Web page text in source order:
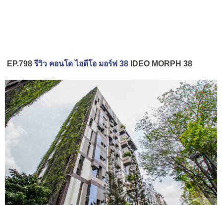
EP.798รีวิว คอนโด ไอดีโอ มอร์ฟ 38 IDEO MORPH 38